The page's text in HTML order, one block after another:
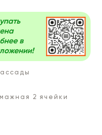
в
2 ячейки